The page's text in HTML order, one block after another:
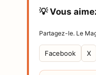
💡 Vous
Partagez-le. Le
Facebook X